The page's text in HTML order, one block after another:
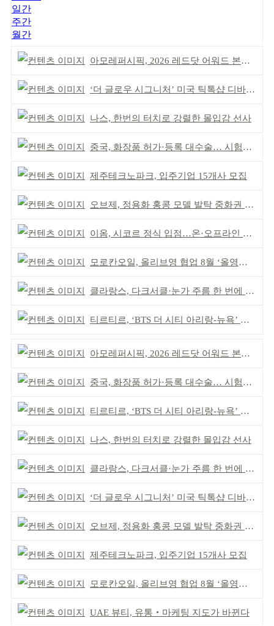
일간
주간
월간
아모레퍼시픽, 2026 레드닷 어워드 본상 2개 수상
‘더 글로우 시그니처’ 미국 틱톡샵 디바이스 부문 1위
나스, 한번의 터치로 강렬한 몰입감 선사
중국, 화장품 허가·등록 대수술… 시험자료 공용 허용
제주테크노파크, 입주기업 15개사 모집
오브제, 정용화 홍콩 모델 발탁 중화권 공략 강화
이옴, 시코르 정식 입점…온·오프라인 유통망 확대
모로칸오일, 올리브영 협업 8월 ‘올영픽’ 선정
클라랑스, 다크서클·눈가 주름 한 번에 더블 케어
티르티르, ‘BTS 더 시티 아리랑-뉴욕’ 참여
아모레퍼시픽, 2026 레드닷 어워드 본상 2개 수상
중국, 화장품 허가·등록 대수술… 시험자료 공용 허용
티르티르, ‘BTS 더 시티 아리랑-뉴욕’ 참여
나스, 한번의 터치로 강렬한 몰입감 선사
클라랑스, 다크서클·눈가 주름 한 번에 더블 케어
‘더 글로우 시그니처’ 미국 틱톡샵 디바이스 부문 1위
오브제, 정용화 홍콩 모델 발탁 중화권 공략 강화
제주테크노파크, 입주기업 15개사 모집
모로칸오일, 올리브영 협업 8월 ‘올영픽’ 선정
UAE 뷰티, 유통‧마케팅 지도가 바뀐다